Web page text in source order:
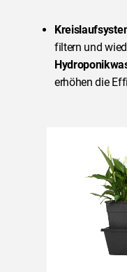
filtern und
erhöhen die